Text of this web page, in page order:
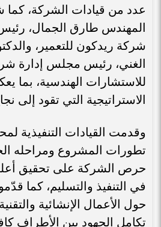
عدد من قيادات الشركة، كما
المهندس طارق الجمال،
شركة ريدكون للتعمير،
الغني، رئيس مجلس إدارة
للاستشارات الهندسية، بما
الاستراتيجية التي تقود إلى
وقدمت القيادات التنفيذية
تطورات المشروع ومراحله
حرص الشركة على تحقيق
في التنفيذ والتسليم، كما
حول الأعمال الإنشائية
تكامل الجهود بين الأطراف